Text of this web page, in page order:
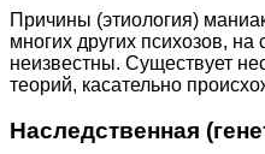
Причины (этиология)
многих других психозов,
неизвестны. Существует
теорий, касательно
Наследственная